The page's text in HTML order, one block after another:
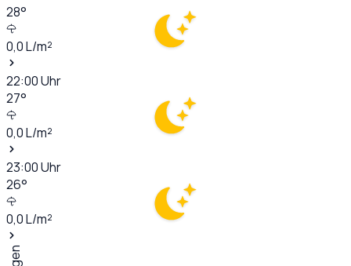
28°
0,0L/m²
22:00Uhr
27°
0,0L/m²
23:00Uhr
26°
0,0L/m²